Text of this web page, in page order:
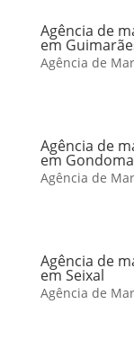
Agência de
em
Agência de
Agência de
em
Agência de
Agência de
em Seixal
Agência de